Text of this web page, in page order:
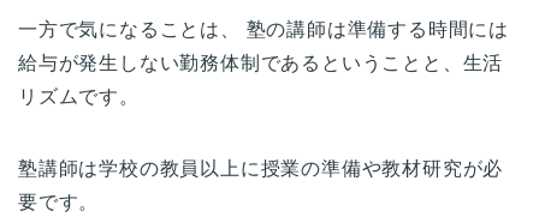
一方で気になることは、 塾の講師は準備する時間には
給与が発生しない勤務体制であるということと、生活
リズムです。
塾講師は学校の教員以上に授業の準備や教材研究が必
要です。